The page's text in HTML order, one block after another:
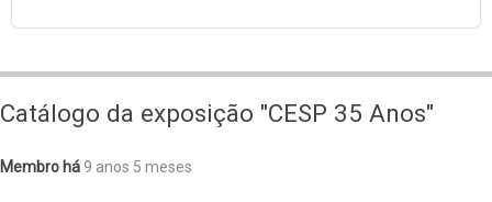
ferroviarias
vida
Catálogo da exposição "CESP 35 Anos"
Membro há 9 anos 5 meses